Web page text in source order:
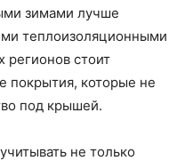
зимами лучше
теплоизоляционными
регионов стоит
покрытия, которые не
под крышей.
не только